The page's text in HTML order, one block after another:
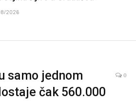
2026
samo jednom
čak 560.000
0